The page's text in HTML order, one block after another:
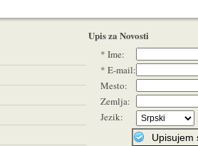
Upis za Novosti
* Ime:
* E-mail:
Mesto:
Zemlja:
Jezik: